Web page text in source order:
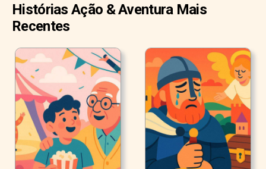
Histórias Ação & Aventura Mais
Recentes